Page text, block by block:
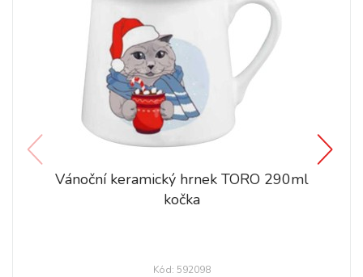
Vánoční keramický hrnek TORO 290ml
kočka
Kód: 592098